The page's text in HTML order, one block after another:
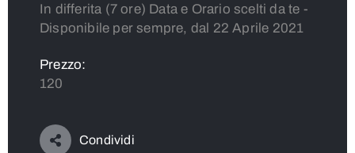
In differita (7 ore) Data e Orario scelti da te -
Disponibile per sempre, dal 22 Aprile 2021
Prezzo:
120
Condividi